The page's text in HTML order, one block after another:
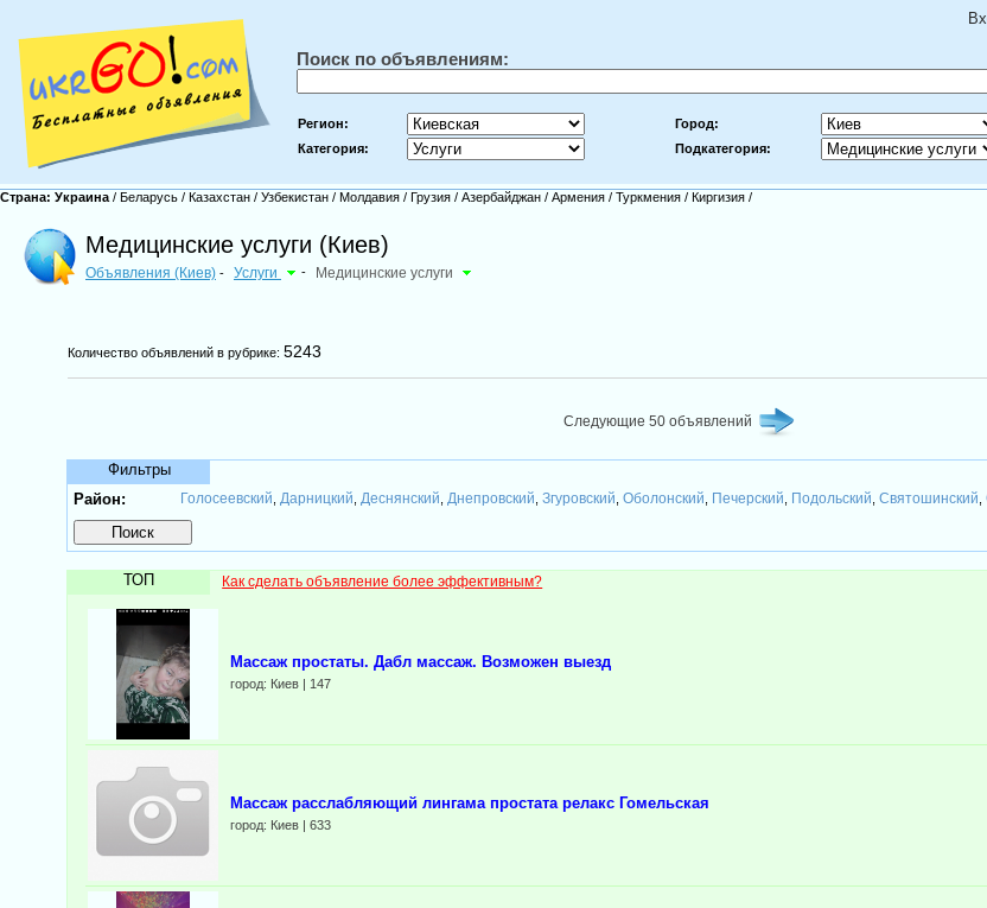
Поиск по объявлениям:
Регион: Город:
Категория:
Подкатегория:
Страна: Украина / Беларусь / Казахстан / Узбекистан / Молдавия / Грузия / Азербайджан / Армения / Туркмения / Киргизия /
Медицинские услуги (Киев)
Объявления (Киев) - Услуги - Медицинские услуги
Количество объявлений в рубрике:5243
Следующие 50 объявлений
Фильтры
Район:
Голосеевский Дарницкий Деснянский Днепровский ,Згуровский ,Оболонский Печерский Подольский ,Святошинский ,
ТОП Как сделать объявление более эффективным?
Массаж простаты. Дабл массаж. Возможен выезд
город: Киев | 147
Массаж расслабляющий лингама простата релакс Гомельская
город: Киев | 633